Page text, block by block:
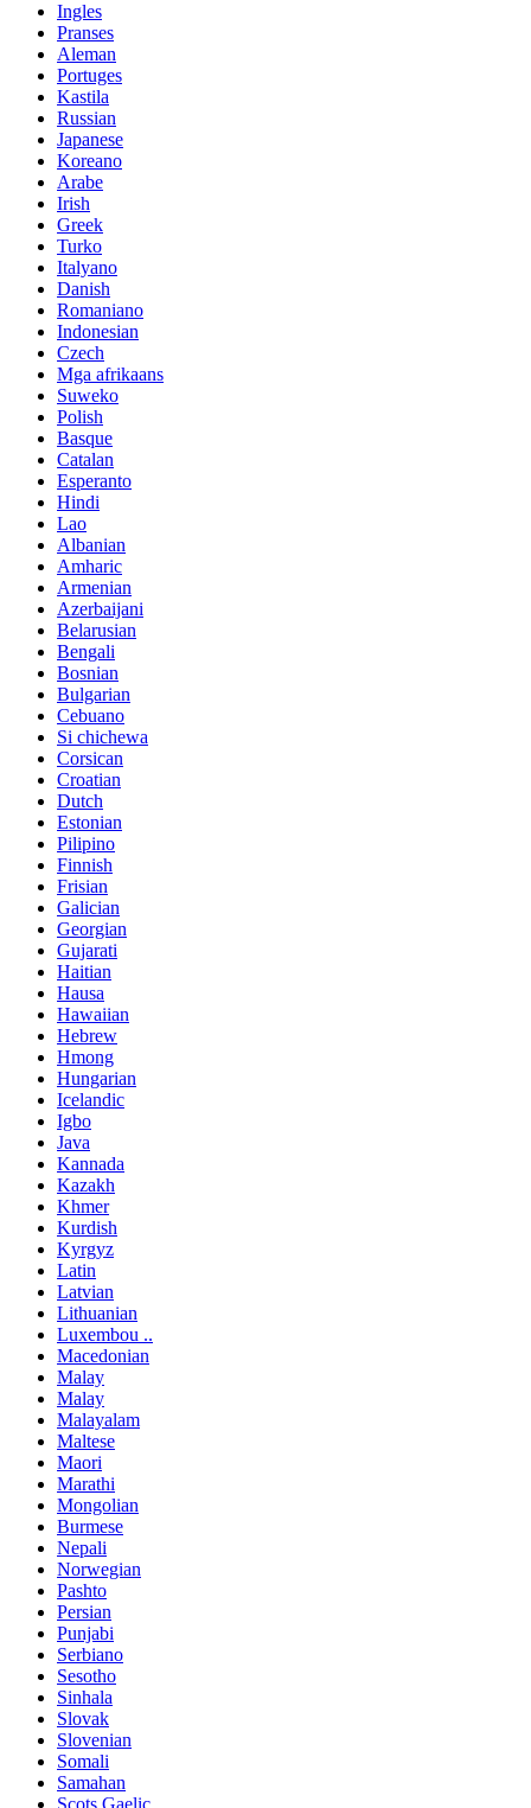
Ingles
Pranses
Aleman
Portuges
Kastila
Russian
Japanese
Koreano
Arabe
Irish
Greek
Turko
Italyano
Danish
Romaniano
Indonesian
Czech
Mga afrikaans
Suweko
Polish
Basque
Catalan
Esperanto
Hindi
Lao
Albanian
Amharic
Armenian
Azerbaijani
Belarusian
Bengali
Bosnian
Bulgarian
Cebuano
Si chichewa
Corsican
Croatian
Dutch
Estonian
Pilipino
Finnish
Frisian
Galician
Georgian
Gujarati
Haitian
Hausa
Hawaiian
Hebrew
Hmong
Hungarian
Icelandic
Igbo
Java
Kannada
Kazakh
Khmer
Kurdish
Kyrgyz
Latin
Latvian
Lithuanian
Luxembou ..
Macedonian
Malay
Malay
Malayalam
Maltese
Maori
Marathi
Mongolian
Burmese
Nepali
Norwegian
Pashto
Persian
Punjabi
Serbiano
Sesotho
Sinhala
Slovak
Slovenian
Somali
Samahan